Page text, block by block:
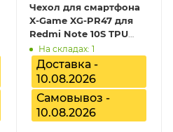
Чехол для смартфона
X-Game XG-PR47 для
Redmi Note 10S TPU
Голубой
На складах: 1
Доставка -
10.08.2026
Самовывоз -
10.08.2026